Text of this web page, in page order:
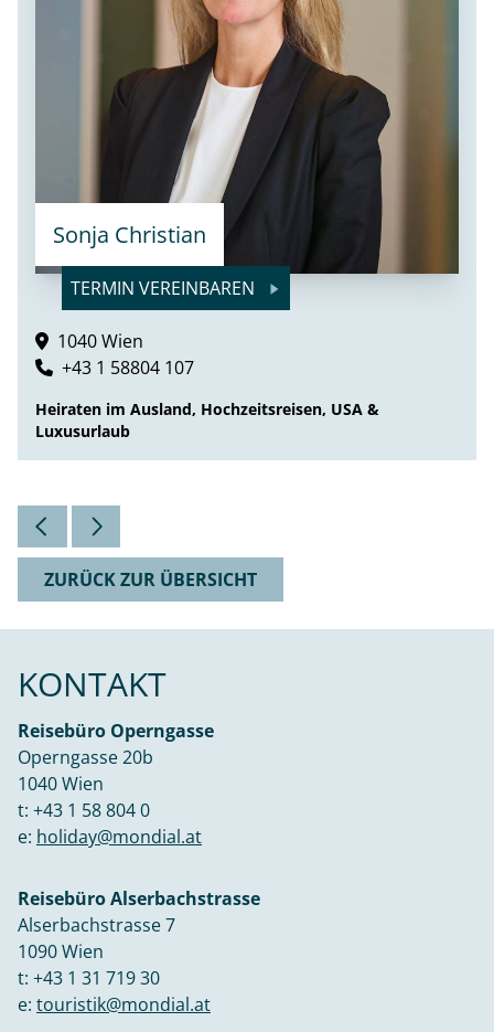
Sonja Christian
TERMIN VEREINBAREN
1040 Wien
+43 1 58804 107
Heiraten im Ausland, Hochzeitsreisen, USA &
Luxusurlaub
ZURÜCK ZUR ÜBERSICHT
KONTAKT
Reisebüro Operngasse
Operngasse 20b
1040 Wien
t: +43 1 58 804 0
e: holiday@mondial.at
Reisebüro Alserbachstrasse
Alserbachstrasse 7
1090 Wien
t: +43 1 31 719 30
e: touristik@mondial.at